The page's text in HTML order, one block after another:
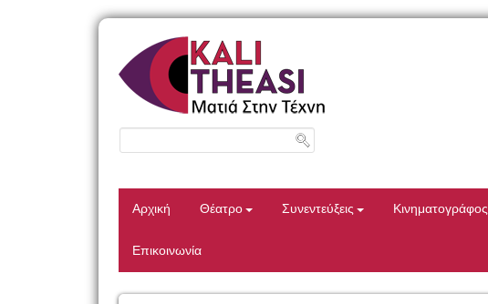
Αρχική Θέατρο Συνεντεύξεις Κινηματογράφος
Επικοινωνία